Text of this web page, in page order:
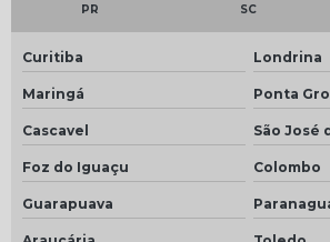
Carroceria graneleira truck a venda
Carroceria graneleiro
Carroceria graneleiro para bitruck
Carroceria graneleiro para truck
Carroceria graneleiro truck a venda
Carroceria metalica para caminhão
PR SC
Curitiba Londrina
Maringá Ponta
Cascavel São José
Foz do Iguaçu Colombo
Guarapuava